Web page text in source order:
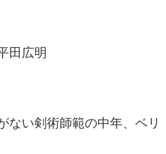
田広明
ない剣術師範の中年、ベリ